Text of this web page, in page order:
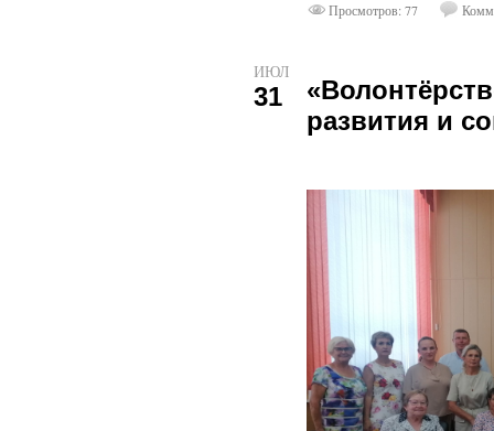
Просмотров: 77
ИЮЛ
31
развития и